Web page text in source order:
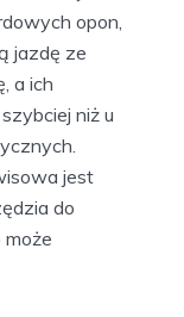
opon,
jazdę ze
a ich
niż u
jest
do
może